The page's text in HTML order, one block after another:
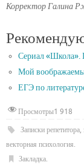
Корректор Галина
Сериал «Школа».
Мой
ЕГЭ по
Просмотры1 918
Записки репетитора,
векторная психология.
Закладка.